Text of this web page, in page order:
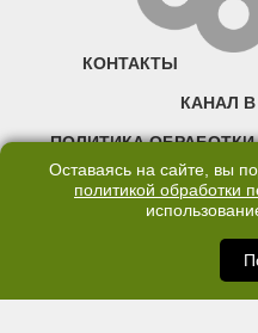
КОНТАКТЫ
КАНАЛ В
ПОЛИТИКА
©2007—2025 66.RU.
сведения размещенных на сайте
Оставаясь на сайте, вы
политикой обработки